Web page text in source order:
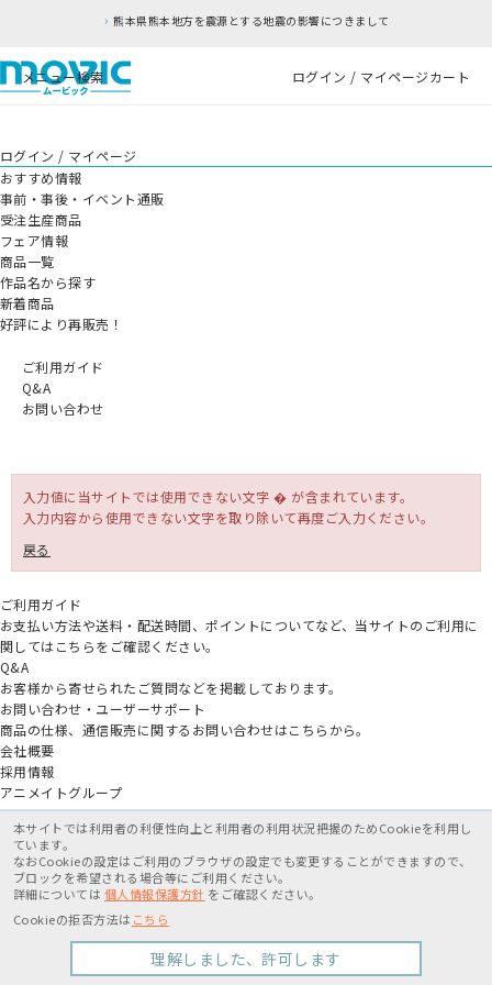
熊本県熊本地方を震源とする地震の影響につきまして
メニュー検索 ログイン / マイページカート
ログイン / マイページ
おすすめ情報
事前・事後・イベント通販
受注生産商品
フェア情報
商品一覧
作品名から探す
新着商品
好評により再販売！
ご利用ガイド
Q&A
お問い合わせ
入力値に当サイトでは使用できない文字 � が含まれています。
入力内容から使用できない文字を取り除いて再度ご入力ください。
戻る
ご利用ガイド
お支払い方法や送料・配送時間、ポイントについてなど、当サイトのご利用に
関してはこちらをご確認ください。
Q&A
お客様から寄せられたご質問などを掲載しております。
お問い合わせ・ユーザーサポート
商品の仕様、通信販売に関するお問い合わせはこちらから。
会社概要
採用情報
アニメイトグループ
特定商取引法に基づく表記個人情報保護方針
Copyright movic Co.,Ltd. 2005-2026
本サイトでは利用者の利便性向上と利用者の利用状況把握のためCookieを利用し
ています。
なおCookieの設定はご利用のブラウザの設定でも変更することができますので、
ブロックを希望される場合等にご利用ください。
詳細については 個人情報保護方針 をご確認ください。
Cookieの拒否方法は こちら
理解しました、許可します